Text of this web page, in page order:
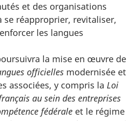
et des organisations
se réapproprier, revitaliser,
les langues
la mise en œuvre de
officielles modernisée et
associées, y compris la Loi
au sein des entreprises
fédérale et le régime